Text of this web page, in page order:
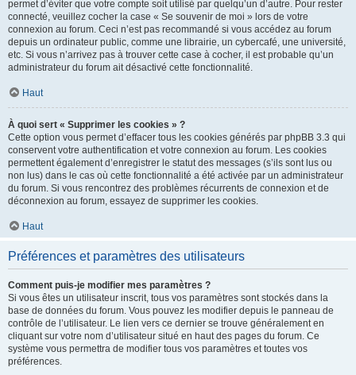
permet d’éviter que votre compte soit utilisé par quelqu’un d’autre. Pour rester
connecté, veuillez cocher la case « Se souvenir de moi » lors de votre
connexion au forum. Ceci n’est pas recommandé si vous accédez au forum
depuis un ordinateur public, comme une librairie, un cybercafé, une université,
etc. Si vous n’arrivez pas à trouver cette case à cocher, il est probable qu’un
administrateur du forum ait désactivé cette fonctionnalité.
Haut
À quoi sert « Supprimer les cookies » ?
Cette option vous permet d’effacer tous les cookies générés par phpBB 3.3 qui
conservent votre authentification et votre connexion au forum. Les cookies
permettent également d’enregistrer le statut des messages (s’ils sont lus ou
non lus) dans le cas où cette fonctionnalité a été activée par un administrateur
du forum. Si vous rencontrez des problèmes récurrents de connexion et de
déconnexion au forum, essayez de supprimer les cookies.
Haut
Préférences et paramètres des utilisateurs
Comment puis-je modifier mes paramètres ?
Si vous êtes un utilisateur inscrit, tous vos paramètres sont stockés dans la
base de données du forum. Vous pouvez les modifier depuis le panneau de
contrôle de l’utilisateur. Le lien vers ce dernier se trouve généralement en
cliquant sur votre nom d’utilisateur situé en haut des pages du forum. Ce
système vous permettra de modifier tous vos paramètres et toutes vos
préférences.